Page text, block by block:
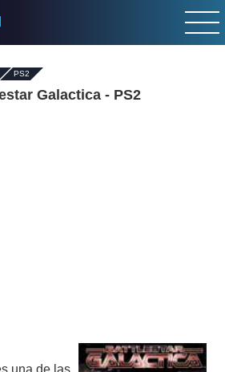
PS2
Galactica - PS2
una de las